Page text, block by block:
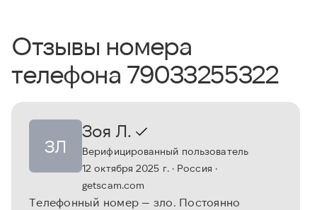
Отзывы номера
телефона 79033255322
ЗЛ
Зоя Л.
Верифицированный пользователь
12 октября 2025 г.· Россия ·
getscam.com
Телефонный номер — зло. Постоянно